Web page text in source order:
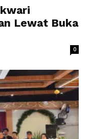
Lewat Buka
0